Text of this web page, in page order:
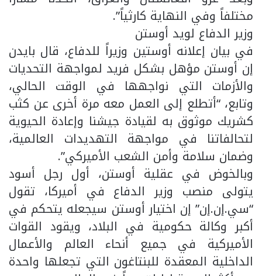
مختلفاً وفي النهاية كارثياً”.
وزير الدفاع لويد أوستن
في بيان إعلانه أوستين وزيراً للدفاع، قال بايدن
إن أوستن مؤهل بشكل فريد لمواجهة التحديات
والأزمات التي نواجهها في الوقت الحالي،
وتابع، “أتطلع إلى العمل معه مرة أخرى عن كثب
كشريك موثوق به لقيادة جيشنا وإعادة الحيوية
لتحالفاتنا في مواجهة التهديدات العالمية،
وضمان سلامة وأمن الشعب الأميركي”.
وبالخوض في عقلية أوستن، أول رجل أسود
يتولى منصب وزير الدفاع في أميركا، تقول
“سي.إن.إن” إن اختيار أوستن سيجعله يتحكم في
أكبر وكالة حكومية في البلاد، ويقود القوات
الأميركية في جميع أنحاء العالم والأعمال
الداخلية المعقدة للبنتاغون التي تجعلها واحدة